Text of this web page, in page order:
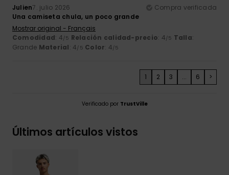
Julien7. julio 2026
Compra verificada
Una camiseta chula, un poco grande
Mostrar original - Français
Comodidad: 4/5 Relación calidad-precio: 4/5 Talla:
Grande Material: 4/5 Color: 4/5
1 2 3 ... 6 >
Verificado por TrustVille
Últimos artículos vistos